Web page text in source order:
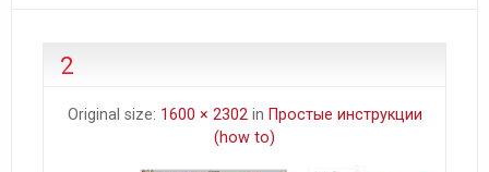
2
Original size: 1600 × 2302in Простые инструкции
(how to)